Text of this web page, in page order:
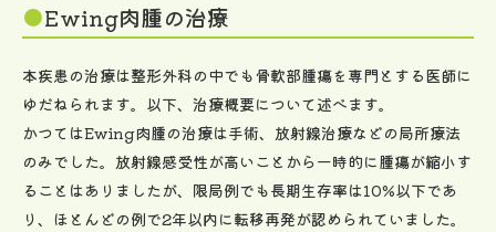
Ewing肉腫の治療
本疾患の治療は整形外科の中でも骨軟部腫瘍を専門とする医師に
ゆだねられます。以下、治療概要について述べます。
かつてはEwing肉腫の治療は手術、放射線治療などの局所療法
のみでした。放射線感受性が高いことから一時的に腫瘍が縮小す
ることはありましたが、限局例でも長期生存率は10%以下であ
り、ほとんどの例で2年以内に転移再発が認められていました。